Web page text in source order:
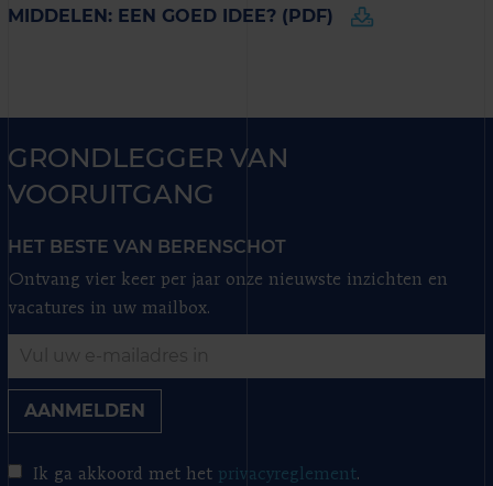
MIDDELEN: EEN GOED IDEE? (PDF)
GRONDLEGGER VAN
VOORUITGANG
HET BESTE VAN BERENSCHOT
Ontvang vier keer per jaar onze nieuwste inzichten en
vacatures in uw mailbox.
AANMELDEN
Ik ga akkoord met het privacyreglement.